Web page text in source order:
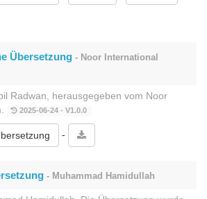
Übersetzung - Noor International
Radwan, herausgegeben vom Noor
2025-06-24 - V1.0.0
-
- Muhammad Hamidullah